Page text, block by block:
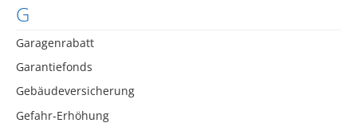
G
Garagenrabatt
Garantiefonds
Gebäudeversicherung
Gefahr-Erhöhung